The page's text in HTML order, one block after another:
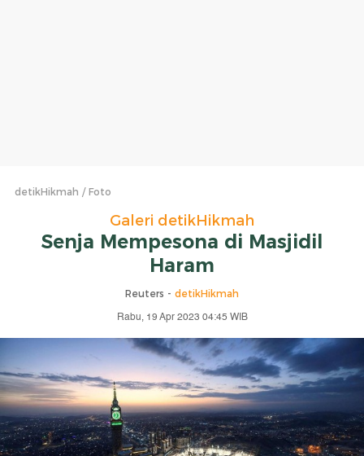
detikHikmah Foto
Galeri detikHikmah
Senja Mempesona di Masjidil
Haram
Reuters - detikHikmah
Rabu, 19 Apr 2023 04:45 WIB